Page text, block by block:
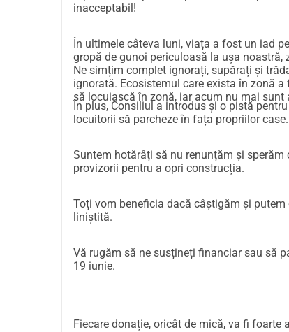
inacceptabil!
În ultimele câteva luni, viața a fost un iad
gropă de gunoi periculoasă la ușa
Ne simțim complet ignorați, supărați și
ignorată. Ecosistemul care exista în zonă
să locuiască în zonă, iar acum nu mai sunt
În plus, Consiliul a introdus și o pistă
locuitorii să parcheze în fața propriilor case.
Suntem hotărâți să nu renunțăm și
provizorii pentru a opri construcția.
Toți vom beneficia dacă câștigăm și
liniștită.
Vă rugăm să ne susțineți financiar sau să
19 iunie.
Fiecare donație, oricât de mică, va fi foarte